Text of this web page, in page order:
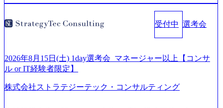
く予定 インセンティブ支給という他社にはない制度 ワンプ
始～ 2026年8月7日(金) 16:00 ※枠が限られておりますので、
ご応募いただいてもご対応できない可能性がございます ※
だいたご応募者様については、1dayではなく通常選考での
ご案内とさせていただきます ● 面接(1次・最終を一度の面
についてご連絡させていただきます。 ● 一日で最終面接ま
受付中 選考会
2026年8月15日(土) 1day選考会_マネージャー以上【コンサ
ル or IT経験者限定】
株式会社ストラテジーテック・コンサルティング